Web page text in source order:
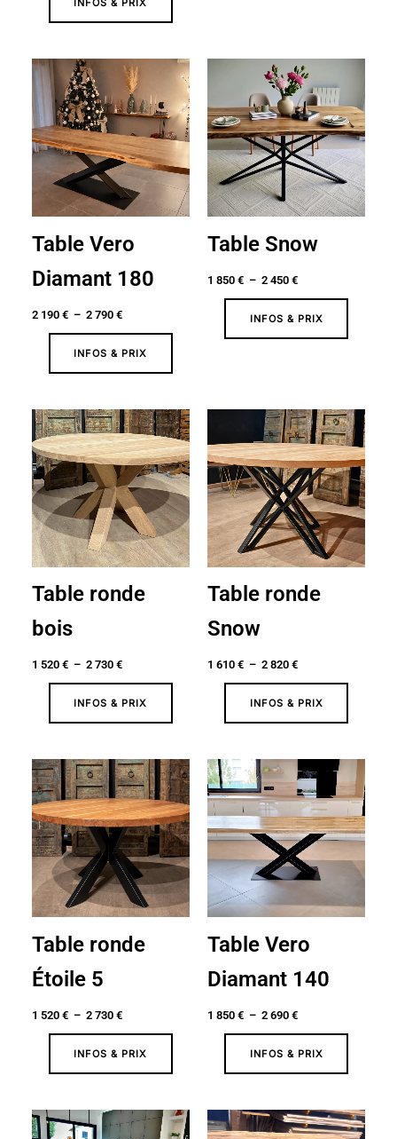
INFOS & PRIX
Table Vero
Diamant 180
2 190 € – 2 790 €
Plage
de
prix :
2
à
2
790 €
INFOS & PRIX
Table Snow
1 850 € – 2 450 €
Plage
de
prix :
1
850 €
à
2
450 €
INFOS & PRIX
Table ronde
bois
1 520 € – 2 730 €
Plage
de
prix :
1
520 €
à
2
730 €
INFOS & PRIX
Table ronde
Snow
1 610 € – 2 820 €
Plage
de
prix :
1
610 €
à
2
820 €
INFOS & PRIX
Table ronde
Étoile 5
1 520 € – 2 730 €
Plage
de
prix :
1
520 €
à
2
730 €
INFOS & PRIX
Table Vero
Diamant 140
1 850 € – 2 690 €
de
prix :
1
850 €
à
2
690 €
INFOS & PRIX
Plage
Plage
de